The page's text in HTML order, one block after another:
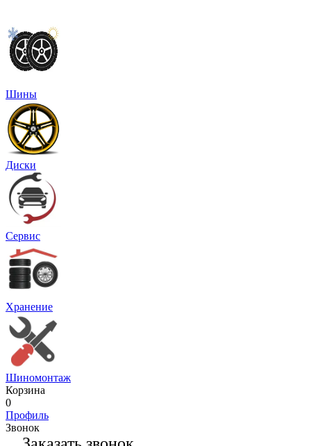
Шины
Диски
Сервис
Хранение
Шиномонтаж
Корзина
0
Профиль
Звонок